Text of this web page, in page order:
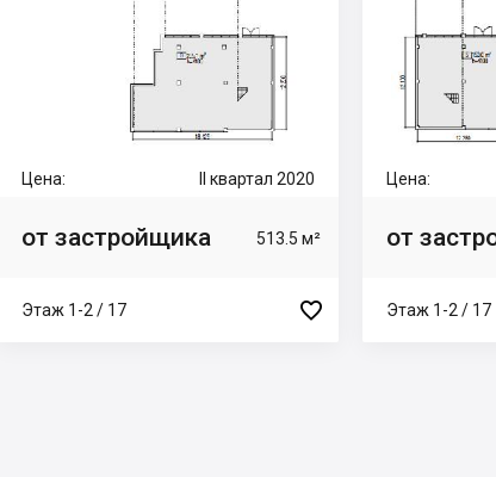
Цена: II квартал 2020
от застройщика 513.5 м²
Этаж 1-2 / 17 
Цена:
от
Этаж 1-2 / 17